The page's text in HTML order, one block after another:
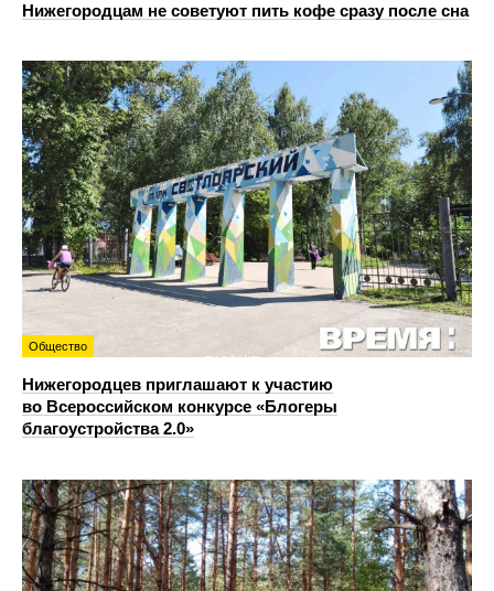
Нижегородцам не советуют пить кофе сразу после сна
Общество
Нижегородцев приглашают к участию
во Всероссийском конкурсе «Блогеры
благоустройства 2.0»